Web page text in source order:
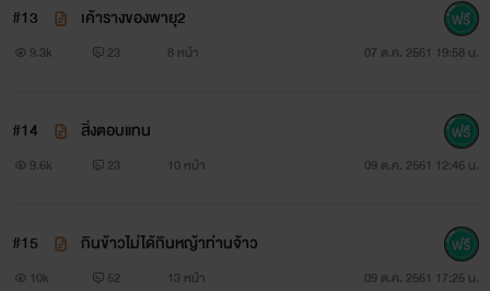
#13 เค้ารางของพายุ2
9.3k 23 8 หน้า 07 ต.ค. 2561 19:58 น.
#14 สิ่งตอบแทน
9.6k 23 10 หน้า 09 ต.ค. 2561 12:46 น.
#15 กินข้าวไม่ได้กินหญ้าท่านจ้าว
10k 52 13 หน้า 09 ต.ค. 2561 17:25 น.